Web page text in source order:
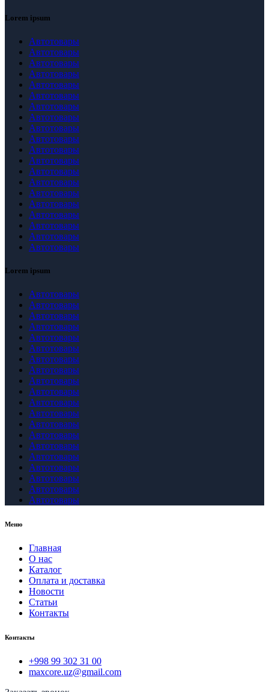
Lorem ipsum
Автотовары
Автотовары
Автотовары
Автотовары
Автотовары
Автотовары
Автотовары
Автотовары
Автотовары
Автотовары
Автотовары
Автотовары
Автотовары
Автотовары
Автотовары
Автотовары
Автотовары
Автотовары
Автотовары
Автотовары
Lorem ipsum
Автотовары
Автотовары
Автотовары
Автотовары
Автотовары
Автотовары
Автотовары
Автотовары
Автотовары
Автотовары
Автотовары
Автотовары
Автотовары
Автотовары
Автотовары
Автотовары
Автотовары
Автотовары
Автотовары
Автотовары
Меню
Главная
О нас
Каталог
Оплата и доставка
Новости
Статьи
Контакты
Контакты
+998 99 302 31 00
maxcore.uz@gmail.com